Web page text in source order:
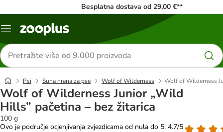
Besplatna dostava od 29,00 €**
Izbornik
Traži
proizvode
Psi Suha hrana za pse Wolf of Wilderness Wolf of Wilderness
Wolf of Wilderness Junior „Wild
Hills” pačetina – bez žitarica
100 g
Ovo je područje ocjenjivanja zvjezdicama od nula do 5: 4.7/5